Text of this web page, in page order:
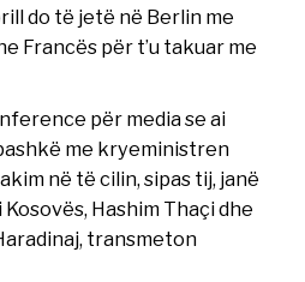
do të jetë në Berlin me
Francës për t’u takuar me
për media se ai
me kryeministren
në të cilin, sipas tij, janë
Hashim Thaçi dhe
transmeton